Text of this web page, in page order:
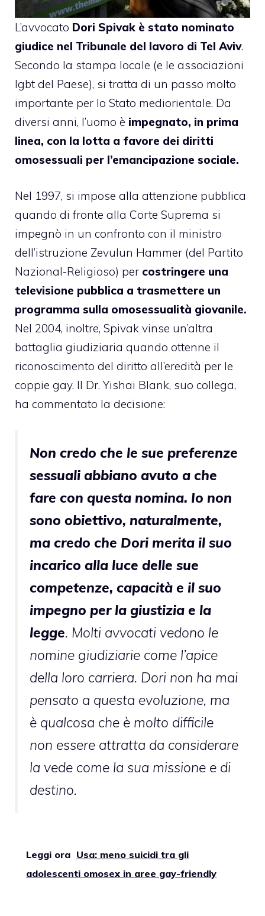
L’avvocato Dori Spivak è stato nominato
giudice nel Tribunale del lavoro di Tel Aviv.
Secondo la stampa locale (e le associazioni
lgbt del Paese), si tratta di un passo molto
importante per lo Stato mediorientale. Da
diversi anni, l’uomo è impegnato, in prima
linea, con la lotta a favore dei diritti
omosessuali per l’emancipazione sociale.
Nel 1997, si impose alla attenzione pubblica
quando di fronte alla Corte Suprema si
impegnò in un confronto con il ministro
dell’istruzione Zevulun Hammer (del Partito
Nazional-Religioso) per costringere una
televisione pubblica a trasmettere un
programma sulla omosessualità giovanile.
Nel 2004, inoltre, Spivak vinse un’altra
battaglia giudiziaria quando ottenne il
riconoscimento del diritto all’eredità per le
coppie gay. Il Dr. Yishai Blank, suo collega,
ha commentato la decisione:
Non credo che le sue preferenze
sessuali abbiano avuto a che
fare con questa nomina. Io non
sono obiettivo, naturalmente,
ma credo che Dori merita il suo
incarico alla luce delle sue
competenze, capacità e il suo
impegno per la giustizia e la
legge. Molti avvocati vedono le
nomine giudiziarie come l’apice
della loro carriera. Dori non ha mai
pensato a questa evoluzione, ma
è qualcosa che è molto difficile
non essere attratta da considerare
la vede come la sua missione e di
destino.
Leggi ora Usa: meno suicidi tra gli
adolescenti omosex in aree gay-friendly